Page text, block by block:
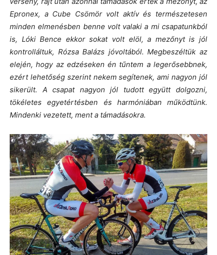
Epronex, a Cube Csömör volt aktív és természetesen
minden elmenésben benne volt valaki a mi csapatunkból
is, Lóki Bence ekkor sokat volt elöl, a mezőnyt is jól
kontrolláltuk, Rózsa Balázs jóvoltából.Megbeszéltük az
elején, hogy az edzéseken én tűntem a legerősebbnek,
ezért lehetőség szerint nekem segítenek, ami nagyon jól
sikerült. A csapat nagyon jól tudott együtt dolgozni,
tökéletes egyetértésben és harmóniában működtünk.
Mindenki vezetett, ment a támadásokra.